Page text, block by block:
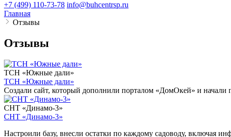
+7 (499) 110-73-78 info@buhcentrsp.ru
Главная
Отзывы
Отзывы
ТСН «Южные дали»
ТСН «Южные дали»
Создали сайт, который дополнили порталом «ДомОкей» и начали
СНТ «Динамо-3»
СНТ «Динамо-3»
Настроили базу, внесли остатки по каждому садоводу, включая